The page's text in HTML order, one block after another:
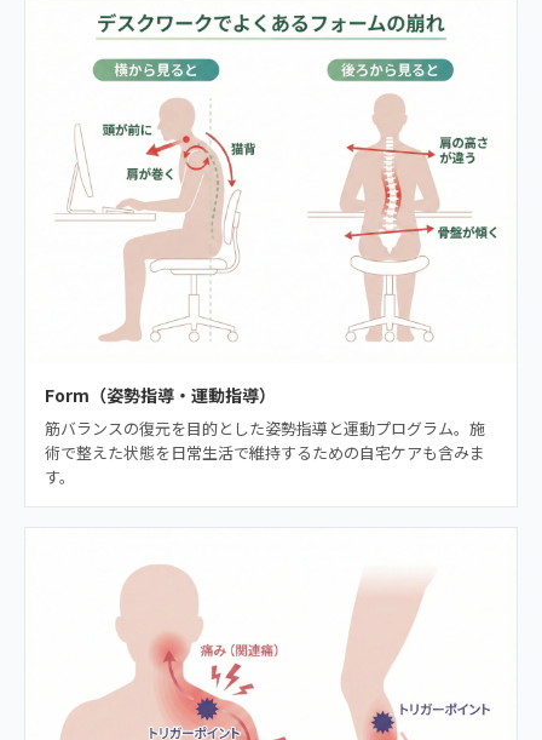
Form（姿勢指導・運動指導）
筋バランスの復元を目的とした姿勢指導と運動プログラム。施
術で整えた状態を日常生活で維持するための自宅ケアも含みま
す。